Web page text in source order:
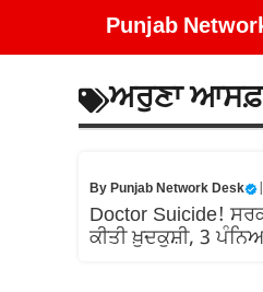
Punjab
ਅਰੁਣਾ ਆਸਫ਼
ByPunjab Network Desk
Doctor Suicide!
ਕੀਤੀ ਖ਼ੁਦਕੁਸ਼ੀ, 3